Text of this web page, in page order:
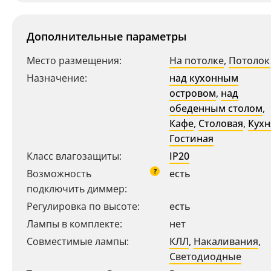
Ваш регион:Москва
+7 (800) 775-63-32 - бесплатно по России
+7 (495) 255-03-21
Дополнительные параметры
Место размещения: На потолке, Потолок
Назначение:
над кухонным
островом, над
обеденным столом,
Кафе, Столовая,
Гостиная
Класс влагозащиты:
IP20
Возможность
подключить диммер:
? есть
Регулировка по высоте:
есть
Лампы в комплекте:
нет
Совместимые лампы:
КЛЛ, Накаливания,
Светодиодные